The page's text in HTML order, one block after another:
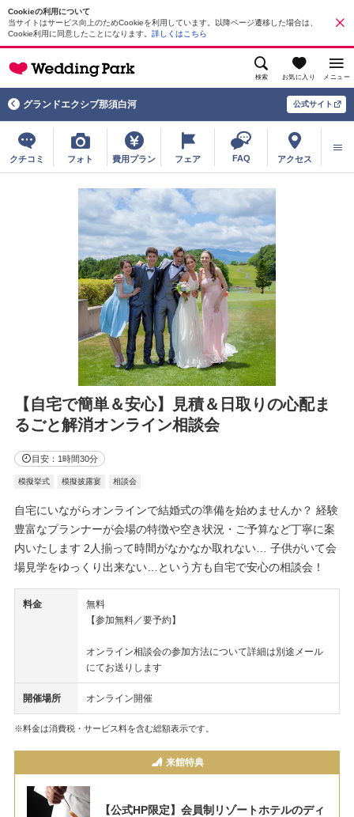
Cookieの利用について
当サイトはサービス向上のためCookieを利用しています。以降ページ遷移した場合は、
Cookie利用に同意したことになります。 詳しくはこちら
検索 お気に入り メニュー
グランドエクシブ那須白河 公式サイト
クチコミ フォト 費用プラン フェア FAQ アクセス
【自宅で簡単＆安心】見積＆日取りの心配ま
るごと解消オンライン相談会
目安：1時間30分
模擬挙式 模擬披露宴 相談会
自宅にいながらオンラインで結婚式の準備を始めませんか？ 経験
豊富なプランナーが会場の特徴や空き状況・ご予算など丁寧に案
内いたします 2人揃って時間がなかなか取れない… 子供がいて会
場見学をゆっくり出来ない…という方も自宅で安心の相談会！
料金
無料
【参加無料／要予約】
オンライン相談会の参加方法について詳細は別途メール
にてお送りします
開催場所 オンライン開催
※料金は消費税・サービス料を含む総額表示です。
来館特典
【公式HP限定】会員制リゾートホテルのディ